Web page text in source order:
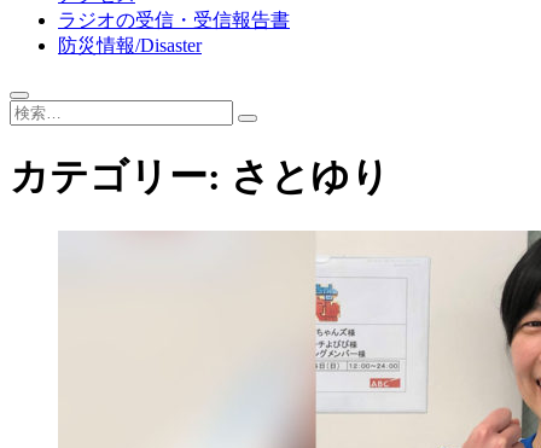
ラジオの受信・受信報告書
防災情報/Disaster
検
カテゴリー: さとゆり